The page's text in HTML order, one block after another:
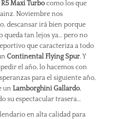
R5 Maxi Turbocomo los que
Noviembre nos
descansar irá bien porque
queda tan lejos ya… pero no
que caracteriza a todo
Continental Flying Spur. Y
el año, lo hacemos con
para el siguiente año,
un Lamborghini Gallardo,
su espectacular trasera…
en alta calidad para